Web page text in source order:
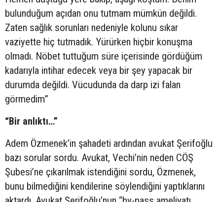
bulunduğum açıdan onu tutmam mümkün değildi.
Zaten sağlık sorunları nedeniyle kolunu sıkar
vaziyette hiç tutmadık. Yürürken hiçbir konuşma
olmadı. Nöbet tuttuğum süre içerisinde gördüğüm
kadarıyla intihar edecek veya bir şey yapacak bir
durumda değildi. Vücudunda da darp izi falan
görmedim”
“Bir anlıktı…”
Adem Özmenek’in şahadeti ardından avukat Şerifoğlu
bazı sorular sordu. Avukat, Vechi’nin neden CÖŞ
Şubesi’ne çıkarılmak istendiğini sordu, Özmenek,
bunu bilmediğini kendilerine söylendiğini yaptıklarını